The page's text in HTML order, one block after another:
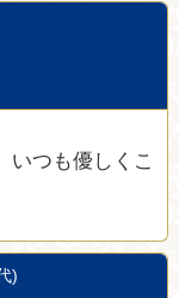
いつも優しくこ
)